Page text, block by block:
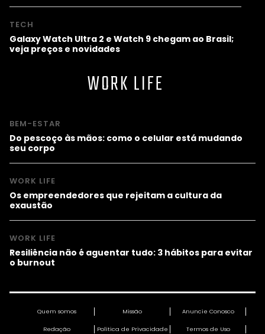
TECH
Galaxy Watch Ultra 2 e Watch 9 chegam ao Brasil;
veja preços e novidades
WORK LIFE
BEM-ESTAR
Do pescoço às mãos: como o celular está mudando
seu corpo
WORK LIFE
Os empreendedores que rejeitam a cultura da
exaustão
WORK LIFE
Resiliência não é aguentar tudo: 3 hábitos para evitar
o burnout
Quem somos Missão Anuncie Conosco
Redação Política de Privacidade Termos de Uso